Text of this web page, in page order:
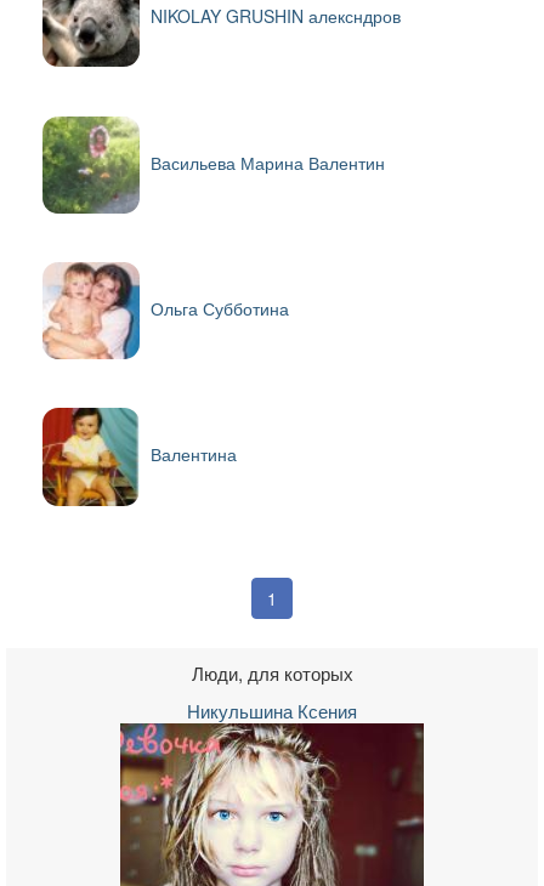
NIKOLAY GRUSHIN алексндров
Васильева Марина Валентин
Ольга Субботина
Валентина
1
Люди, для которых
Никульшина Ксения